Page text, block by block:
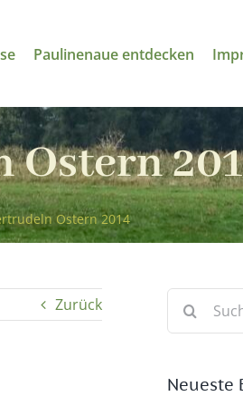
Paulinenaue entdecken
Ostern 2014
Zurück
Suche
Neueste